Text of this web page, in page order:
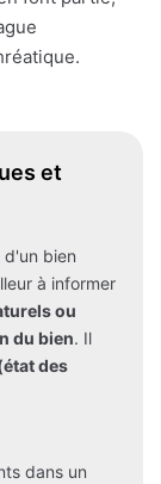
et
d'un bien
à informer
ou
du bien. Il
des
dans un